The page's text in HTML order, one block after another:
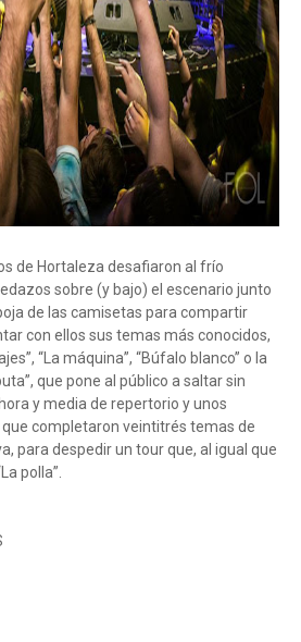
de Hortaleza desafiaron al frío
sobre (y bajo) el escenario junto
de las camisetas para compartir
con ellos sus temas más conocidos,
“La máquina”, “Búfalo blanco” o la
que pone al público a saltar sin
y media de repertorio y unos
completaron veintitrés temas de
para despedir un tour que, al igual que
polla”.